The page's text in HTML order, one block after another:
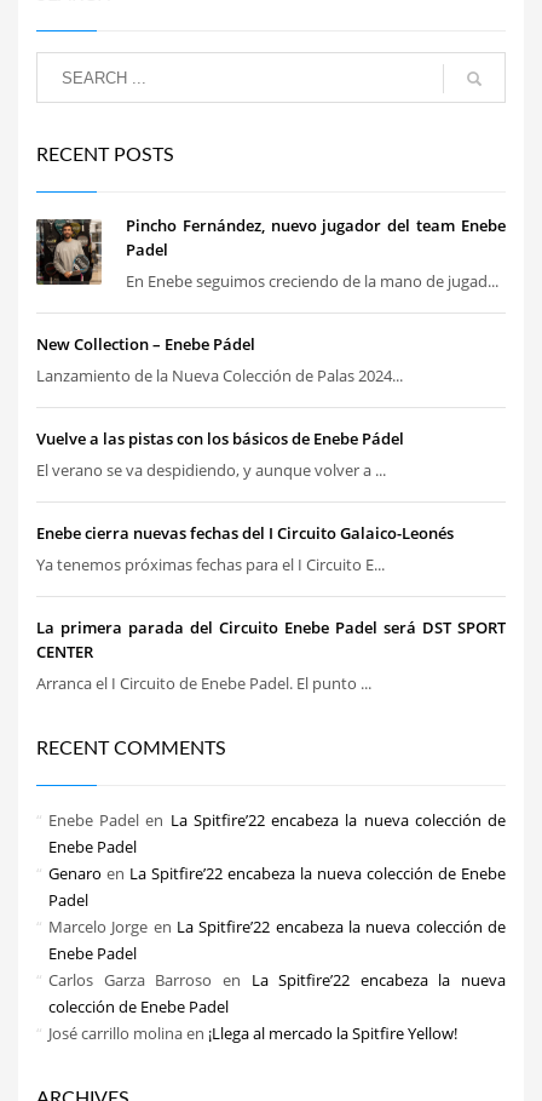
RECENT POSTS
Pincho Fernández, nuevo jugador del team Enebe
Padel
En Enebe seguimos creciendo de la mano de jugad...
New Collection – Enebe Pádel
Lanzamiento de la Nueva Colección de Palas 2024...
Vuelve a las pistas con los básicos de Enebe Pádel
El verano se va despidiendo, y aunque volver a ...
Enebe cierra nuevas fechas del I Circuito Galaico-Leonés
Ya tenemos próximas fechas para el I Circuito E...
La primera parada del Circuito Enebe Padel será DST SPORT
CENTER
Arranca el I Circuito de Enebe Padel. El punto ...
RECENT COMMENTS
Enebe Padel en La Spitfire’22 encabeza la nueva colección de
Enebe Padel
Genaro en La Spitfire’22 encabeza la nueva colección de Enebe
Padel
Marcelo Jorge en La Spitfire’22 encabeza la nueva colección de
Enebe Padel
Carlos Garza Barroso en La Spitfire’22 encabeza la nueva
colección de Enebe Padel
José carrillo molinaen ¡Llega al mercado la Spitfire Yellow!